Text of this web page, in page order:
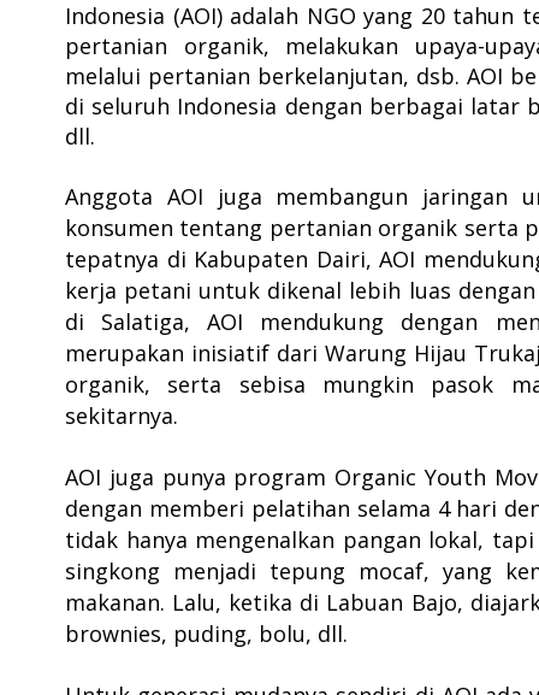
Indonesia (AOI) adalah NGO yang 20
pertanian organik, melakukan upaya-
melalui pertanian berkelanjutan, dsb. AOI
di seluruh Indonesia dengan berbagai latar
dll.
Anggota AOI juga membangun jaringan
konsumen tentang pertanian organik serta
tepatnya di Kabupaten Dairi, AOI
kerja petani untuk dikenal lebih luas dengan
di Salatiga, AOI mendukung dengan
merupakan inisiatif dari Warung Hijau
organik, serta sebisa mungkin pasok
sekitarnya.
AOI juga punya program Organic Youth
dengan memberi pelatihan selama 4 hari
tidak hanya mengenalkan pangan lokal,
singkong menjadi tepung mocaf, yang
makanan. Lalu, ketika di Labuan Bajo,
brownies, puding, bolu, dll.